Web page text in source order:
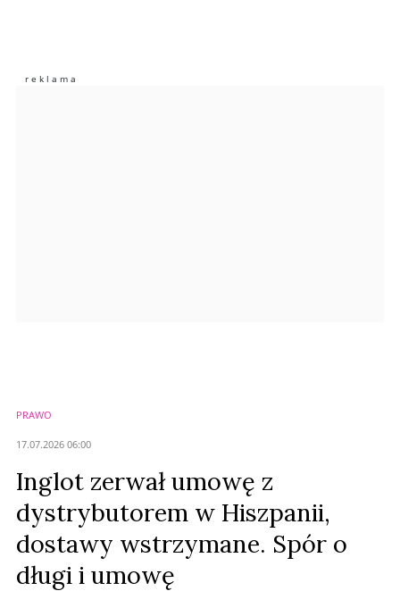
Imię (Wymagane)
PRAWO
17.07.2026 06:00
Inglot zerwał umowę z
dystrybutorem w Hiszpanii,
dostawy wstrzymane. Spór o
długi i umowę